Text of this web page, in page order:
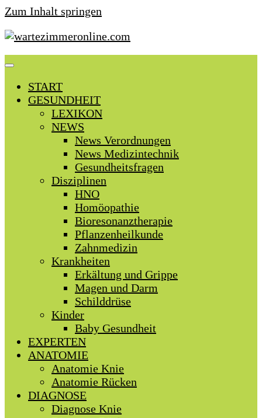
Zum Inhalt springen
START
GESUNDHEIT
LEXIKON
NEWS
News Verordnungen
News Medizintechnik
Gesundheitsfragen
Disziplinen
HNO
Homöopathie
Bioresonanztherapie
Pflanzenheilkunde
Zahnmedizin
Krankheiten
Erkältung und Grippe
Magen und Darm
Schilddrüse
Kinder
Baby Gesundheit
EXPERTEN
ANATOMIE
Anatomie Knie
Anatomie Rücken
DIAGNOSE
Diagnose Knie